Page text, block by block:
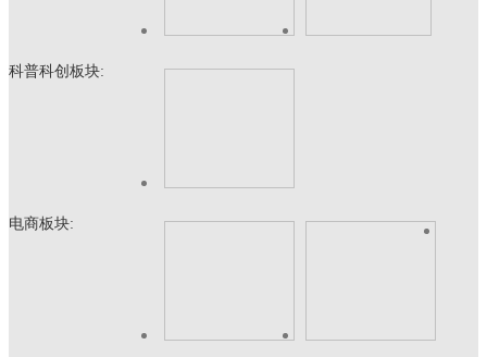
科普科创板块:
电商板块: